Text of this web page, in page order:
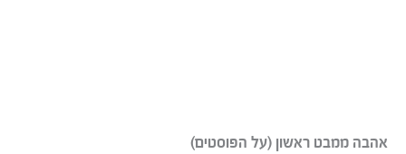
אהבה ממבט ראשון (על הפוסטים)